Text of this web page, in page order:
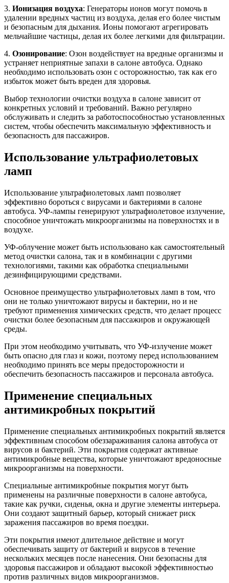
3. Ионизация воздуха: Генераторы ионов могут помочь в
удалении вредных частиц из воздуха, делая его более чистым
и безопасным для дыхания. Ионы помогают агрегировать
мельчайшие частицы, делая их более легкими для фильтрации.
4. Озонирование: Озон воздействует на вредные организмы и
устраняет неприятные запахи в салоне автобуса. Однако
необходимо использовать озон с осторожностью, так как его
избыток может быть вреден для здоровья.
Выбор технологии очистки воздуха в салоне зависит от
конкретных условий и требований. Важно регулярно
обслуживать и следить за работоспособностью установленных
систем, чтобы обеспечить максимальную эффективность и
безопасность для пассажиров.
Использование ультрафиолетовых
ламп
Использование ультрафиолетовых ламп позволяет
эффективно бороться с вирусами и бактериями в салоне
автобуса. УФ-лампы генерируют ультрафиолетовое излучение,
способное уничтожать микроорганизмы на поверхностях и в
воздухе.
УФ-облучение может быть использовано как самостоятельный
метод очистки салона, так и в комбинации с другими
технологиями, такими как обработка специальными
дезинфицирующими средствами.
Основное преимущество ультрафиолетовых ламп в том, что
они не только уничтожают вирусы и бактерии, но и не
требуют применения химических средств, что делает процесс
очистки более безопасным для пассажиров и окружающей
среды.
При этом необходимо учитывать, что УФ-излучение может
быть опасно для глаз и кожи, поэтому перед использованием
необходимо принять все меры предосторожности и
обеспечить безопасность пассажиров и персонала автобуса.
Применение специальных
антимикробных покрытий
Применение специальных антимикробных покрытий является
эффективным способом обеззараживания салона автобуса от
вирусов и бактерий. Эти покрытия содержат активные
антимикробные вещества, которые уничтожают вредоносные
микроорганизмы на поверхности.
Специальные антимикробные покрытия могут быть
применены на различные поверхности в салоне автобуса,
такие как ручки, сиденья, окна и другие элементы интерьера.
Они создают защитный барьер, который снижает риск
заражения пассажиров во время поездки.
Эти покрытия имеют длительное действие и могут
обеспечивать защиту от бактерий и вирусов в течение
нескольких месяцев после нанесения. Они безопасны для
здоровья пассажиров и обладают высокой эффективностью
против различных видов микроорганизмов.